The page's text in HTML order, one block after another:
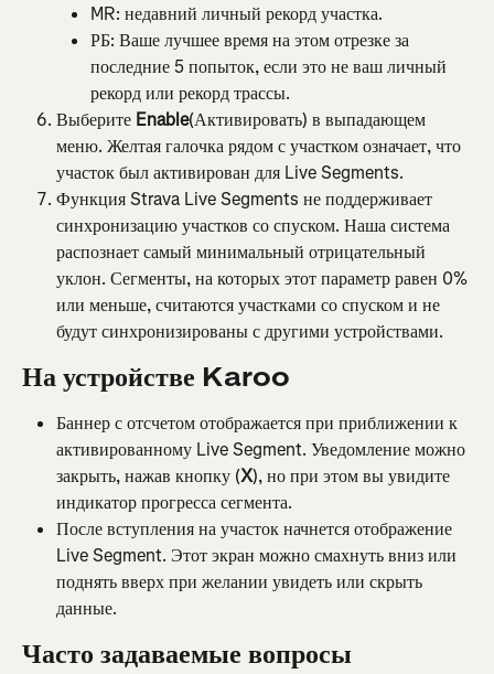
MR: недавний личный рекорд участка.
РБ: Ваше лучшее время на этом отрезке за
последние 5 попыток, если это не ваш личный
рекорд или рекорд трассы.
Выберите Enable(Активировать) в выпадающем
меню. Желтая галочка рядом с участком означает, что
участок был активирован для Live Segments.
Функция Strava Live Segments не поддерживает
синхронизацию участков со спуском. Наша система
распознает самый минимальный отрицательный
уклон. Сегменты, на которых этот параметр равен 0%
или меньше, считаются участками со спуском и не
будут синхронизированы с другими устройствами.
На устройстве Karoo
Баннер с отсчетом отображается при приближении к
активированному Live Segment. Уведомление можно
закрыть, нажав кнопку (X), но при этом вы увидите
индикатор прогресса сегмента.
После вступления на участок начнется отображение
Live Segment. Этот экран можно смахнуть вниз или
поднять вверх при желании увидеть или скрыть
данные.
Часто задаваемые вопросы